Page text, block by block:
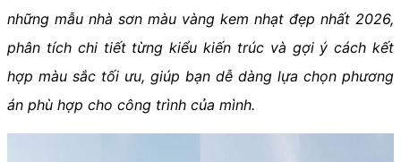
những mẫu nhà sơn màu vàng kem nhạt đẹp nhất 2026,
phân tích chi tiết từng kiểu kiến trúc và gợi ý cách kết
hợp màu sắc tối ưu, giúp bạn dễ dàng lựa chọn phương
án phù hợp cho công trình của mình.